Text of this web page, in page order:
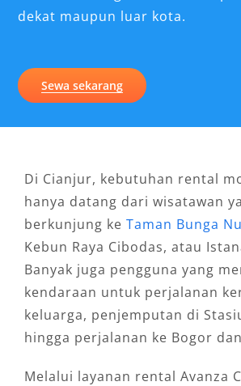
dekat maupun luar kota.
Sewa sekarang
Di Cianjur, kebutuhan rental
hanya datang dari wisatawan
berkunjung ke Taman Bunga
Kebun Raya Cibodas, atau
Banyak juga pengguna yang
kendaraan untuk perjalanan
keluarga, penjemputan di
hingga perjalanan ke Bogor
Melalui layanan rental Avanza